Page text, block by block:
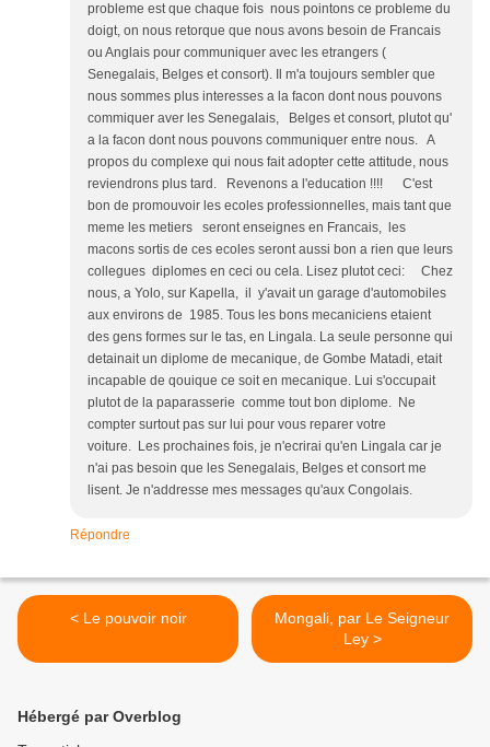
probleme est que chaque fois nous pointons ce probleme du
doigt, on nous retorque que nous avons besoin de Francais
ou Anglais pour communiquer avec les etrangers (
Senegalais, Belges et consort). Il m'a toujours sembler que
nous sommes plus interesses a la facon dont nous pouvons
commiquer aver les Senegalais, Belges et consort, plutot qu'
a la facon dont nous pouvons communiquer entre nous. A
propos du complexe qui nous fait adopter cette attitude, nous
reviendrons plus tard. Revenons a l'education !!!! C'est
bon de promouvoir les ecoles professionnelles, mais tant que
meme les metiers seront enseignes en Francais, les
macons sortis de ces ecoles seront aussi bon a rien que leurs
collegues diplomes en ceci ou cela. Lisez plutot ceci: Chez
nous, a Yolo, sur Kapella, il y'avait un garage d'automobiles
aux environs de 1985. Tous les bons mecaniciens etaient
des gens formes sur le tas, en Lingala. La seule personne qui
detainait un diplome de mecanique, de Gombe Matadi, etait
incapable de qouique ce soit en mecanique. Lui s'occupait
plutot de la paparasserie comme tout bon diplome. Ne
compter surtout pas sur lui pour vous reparer votre
voiture. Les prochaines fois, je n'ecrirai qu'en Lingala car je
n'ai pas besoin que les Senegalais, Belges et consort me
lisent. Je n'addresse mes messages qu'aux Congolais.
Répondre
< Le pouvoir noir
Mongali, par Le Seigneur
Ley >
Hébergé par Overblog